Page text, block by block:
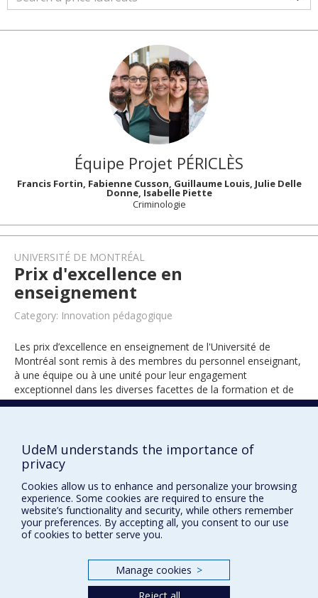
Équipe Projet PÉRICLÈS
Francis Fortin, Fabienne Cusson, Guillaume Louis, Julie Delle
Donne, Isabelle Piette
Criminologie
UNIVERSITÉ DE MONTRÉAL
Prix d'excellence en
enseignement
Category: Innovation pédagogique
Les prix d’excellence en enseignement de l'Université de
Montréal sont remis à des membres du personnel enseignant,
à une équipe ou à une unité pour leur engagement
exceptionnel dans les diverses facettes de la formation et de
l’encadrement des étudiants.
UdeM understands the importance of
privacy
Cookies allow us to enhance and personalize your browsing
experience. Some cookies are required to ensure the
website’s functionality and security, while others remember
your preferences. By accepting all, you consent to our use
of cookies to better serve you.
Manage cookies >
Reject all